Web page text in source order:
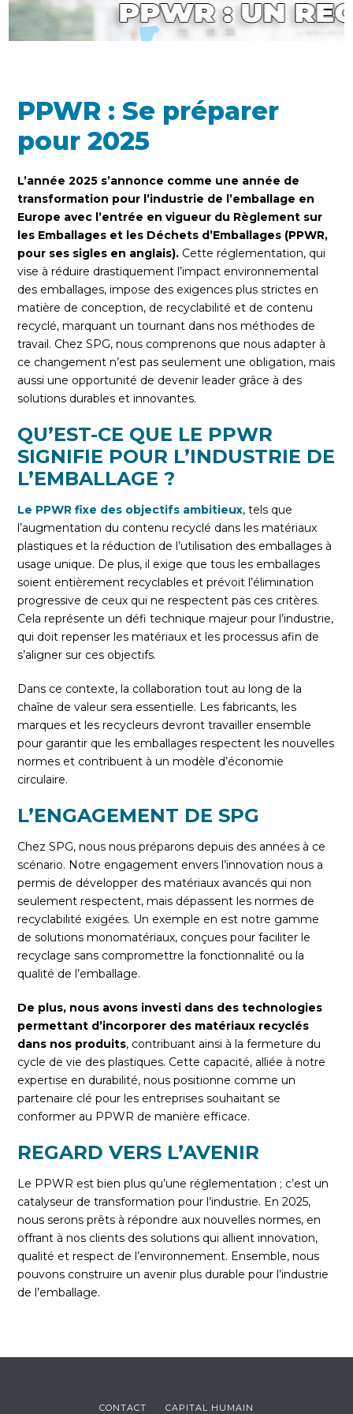
PPWR : Se préparer
pour 2025
L’année 2025 s’annonce comme une année de
transformation pour l’industrie de l’emballage en
Europe avec l’entrée en vigueur du Règlement sur
les Emballages et les Déchets d’Emballages (PPWR,
pour ses sigles en anglais). Cette réglementation, qui
vise à réduire drastiquement l’impact environnemental
des emballages, impose des exigences plus strictes en
matière de conception, de recyclabilité et de contenu
recyclé, marquant un tournant dans nos méthodes de
travail. Chez SPG, nous comprenons que nous adapter à
ce changement n’est pas seulement une obligation, mais
aussi une opportunité de devenir leader grâce à des
solutions durables et innovantes.
QU’EST-CE QUE LE PPWR
SIGNIFIE POUR L’INDUSTRIE DE
L’EMBALLAGE ?
Le PPWR fixe des objectifs ambitieux, tels que
l’augmentation du contenu recyclé dans les matériaux
plastiques et la réduction de l’utilisation des emballages à
usage unique. De plus, il exige que tous les emballages
soient entièrement recyclables et prévoit l’élimination
progressive de ceux qui ne respectent pas ces critères.
Cela représente un défi technique majeur pour l’industrie,
qui doit repenser les matériaux et les processus afin de
s’aligner sur ces objectifs.
Dans ce contexte, la collaboration tout au long de la
chaîne de valeur sera essentielle. Les fabricants, les
marques et les recycleurs devront travailler ensemble
pour garantir que les emballages respectent les nouvelles
normes et contribuent à un modèle d’économie
circulaire.
L’ENGAGEMENT DE SPG
Chez SPG, nous nous préparons depuis des années à ce
scénario. Notre engagement envers l’innovation nous a
permis de développer des matériaux avancés qui non
seulement respectent, mais dépassent les normes de
recyclabilité exigées. Un exemple en est notre gamme
de solutions monomatériaux, conçues pour faciliter le
recyclage sans compromettre la fonctionnalité ou la
qualité de l’emballage.
De plus, nous avons investi dans des technologies
permettant d’incorporer des matériaux recyclés
dans nos produits, contribuant ainsi à la fermeture du
cycle de vie des plastiques. Cette capacité, alliée à notre
expertise en durabilité, nous positionne comme un
partenaire clé pour les entreprises souhaitant se
conformer au PPWR de manière efficace.
REGARD VERS L’AVENIR
Le PPWR est bien plus qu’une réglementation ; c’est un
catalyseur de transformation pour l’industrie. En 2025,
nous serons prêts à répondre aux nouvelles normes, en
offrant à nos clients des solutions qui allient innovation,
qualité et respect de l’environnement. Ensemble, nous
pouvons construire un avenir plus durable pour l’industrie
de l’emballage.
CONTACT CAPITAL HUMAIN